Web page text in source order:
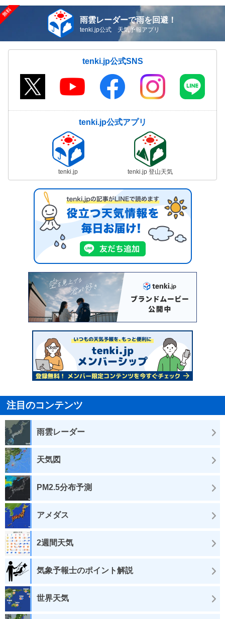
雨雲レーダーで雨を回避！
tenki.jp公式 天気予報アプリ
tenki.jp公式SNS
tenki.jp公式アプリ
tenki.jp tenki.jp 登山天気
注目のコンテンツ
雨雲レーダー
天気図
PM2.5分布予測
アメダス
2週間天気
気象予報士のポイント解説
世界天気